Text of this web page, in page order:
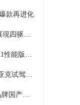
款再进化
杆硬实力
抢先试驾
报告来了
新高度